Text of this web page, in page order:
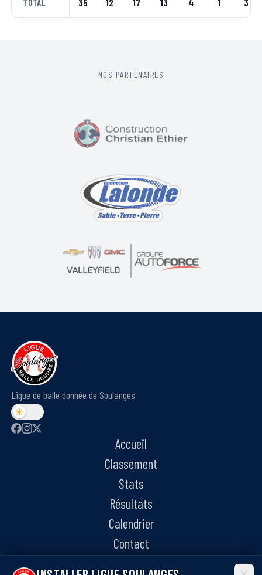
TOTAL
NOS PARTENAIRES
Ligue de balle donnée de Soulanges
Accueil
Classement
Stats
Résultats
Calendrier
Contact